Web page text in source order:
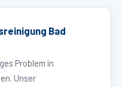
Bad
Problem in
Unser